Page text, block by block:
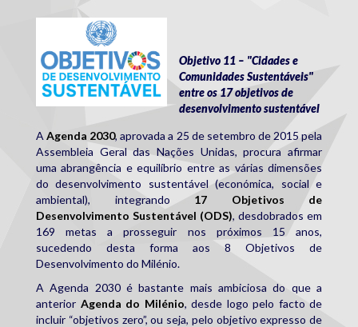
Objetivo 11 – "Cidades e
Comunidades Sustentáveis"
entre os 17 objetivos de
desenvolvimento sustentável
AAgenda 2030, aprovada a 25 de setembro de 2015 pela
Assembleia Geral das Nações Unidas, procura afirmar
uma abrangência e equilíbrio entre as várias dimensões
do desenvolvimento sustentável (económica, social e
ambiental), integrando 17 Objetivos de
Desenvolvimento Sustentável (ODS), desdobrados em
169 metas a prosseguir nos próximos 15 anos,
sucedendo desta forma aos 8 Objetivos de
Desenvolvimento do Milénio.
A Agenda 2030 é bastante mais ambiciosa do que a
anterior Agenda do Milénio, desde logo pelo facto de
incluir “objetivos zero”, ou seja, pelo objetivo expresso de